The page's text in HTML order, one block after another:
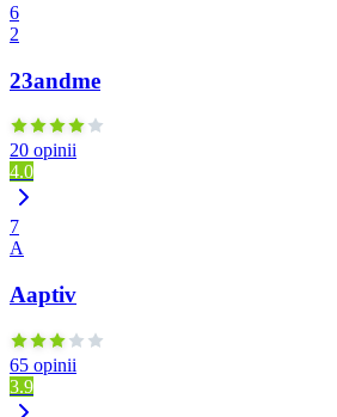
6
2
23andme
20 opinii
4.0
7
A
Aaptiv
65 opinii
3.9